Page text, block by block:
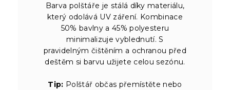
Barva polštáře je stálá díky materiálu,
který odolává UV záření. Kombinace
50% bavlny a 45% polyesteru
minimalizuje vyblednutí. S
pravidelným čištěním a ochranou před
deštěm si barvu užijete celou sezónu.
Tip: Polštář občas přemístěte nebo